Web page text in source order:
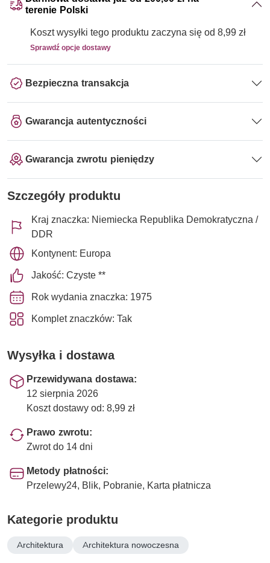
terenie Polski
Koszt wysyłki tego produktu zaczyna się od 8,99 zł
Sprawdź opcje dostawy
Bezpieczna transakcja
Gwarancja autentyczności
Gwarancja zwrotu pieniędzy
Szczegóły produktu
Kraj znaczka: Niemiecka Republika Demokratyczna /
DDR
Kontynent: Europa
Jakość: Czyste **
Rok wydania znaczka: 1975
Komplet znaczków: Tak
Wysyłka i dostawa
Przewidywana dostawa:
12 sierpnia 2026
Koszt dostawy od: 8,99 zł
Prawo zwrotu:
Zwrot do 14 dni
Metody płatności:
Przelewy24, Blik, Pobranie, Karta płatnicza
Kategorie produktu
Architektura Architektura nowoczesna